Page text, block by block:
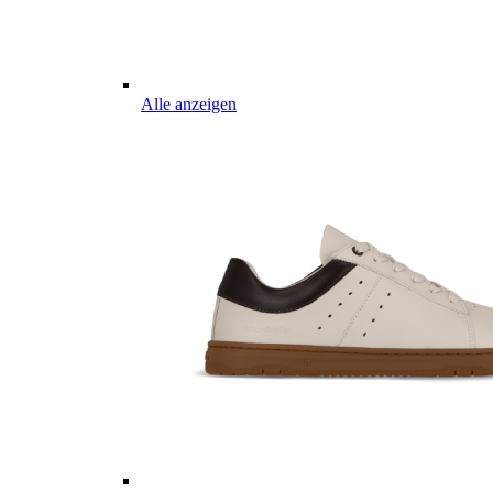
Alle anzeigen